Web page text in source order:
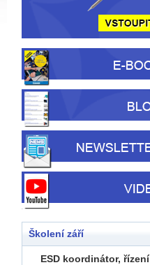
Školení září
ESD koordinátor, řízení